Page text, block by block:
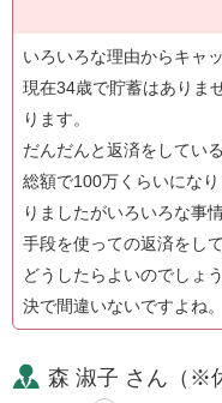
いろいろな理由からキャ
現在34歳で貯蓄はありま
ります。
だんだんと返済をしてい
総額で100万くらいにな
りましたがいろいろな事
手段を使っての返済をし
どうしたらよいのでしょ
決で間違いないですよね。
森 淑子 さん（※